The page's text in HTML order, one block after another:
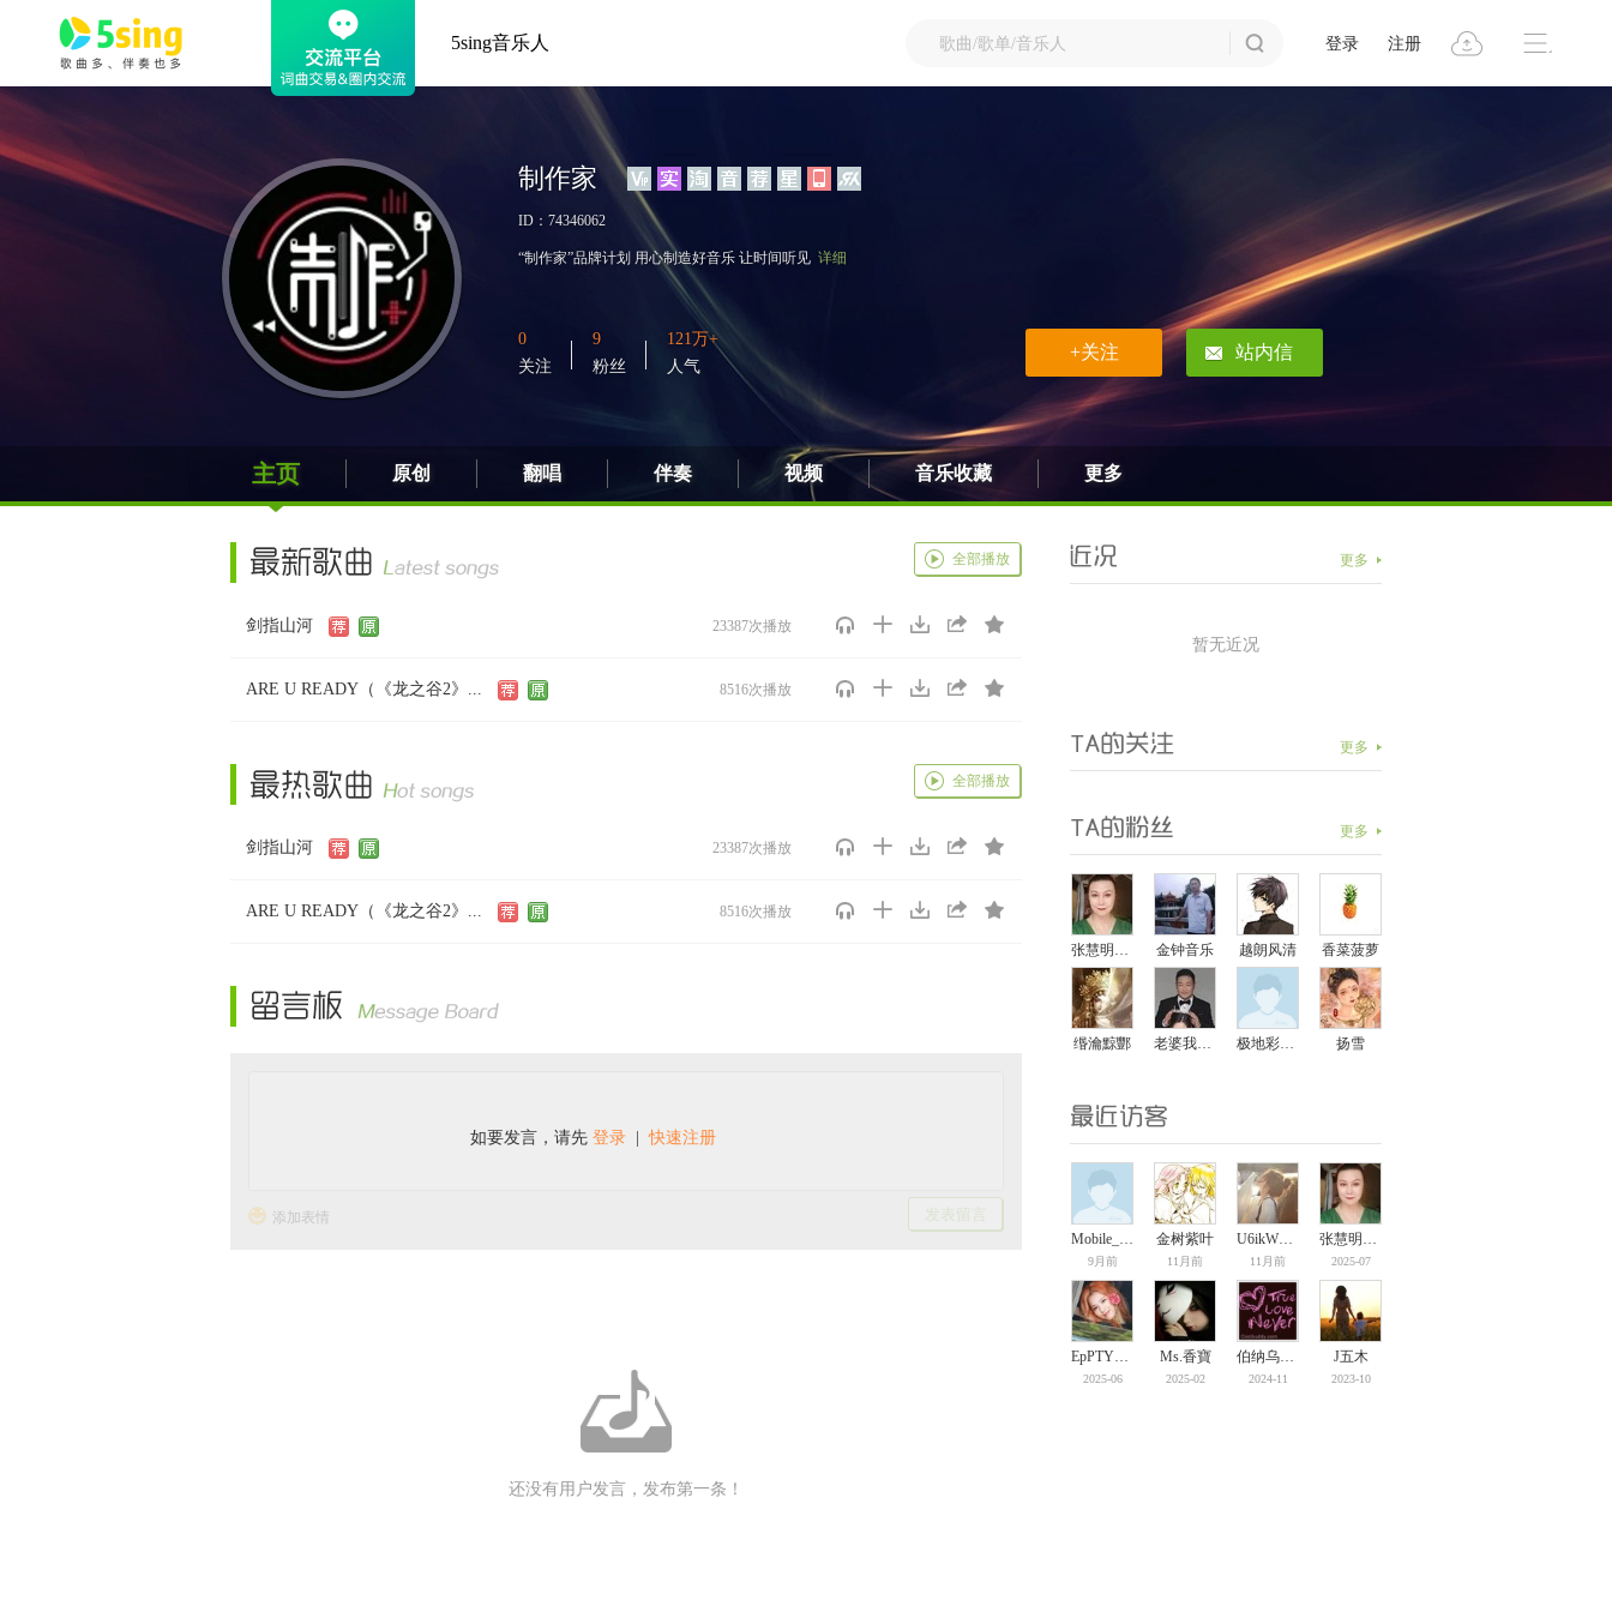
5sing音乐人 登录 注册
制作家
ID：74346062
“制作家”品牌计划 用心制造好音乐 让时间听见 详细
0
关注
9
粉丝
121万+
人气
+关注 站内信
主页 原创 翻唱 伴奏 视频 音乐收藏 更多
全部播放
剑指山河 23387次播放
ARE U READY（《龙之谷2》... 8516次播放
全部播放
剑指山河 23387次播放
ARE U READY（《龙之谷2》... 8516次播放
如要发言，请先 登录 |快速注册
添加表情
还没有用户发言，发布第一条！
更多
暂无近况
更多
更多
张慧明梅雪嫣然 金钟音乐 越朗风清 香菜菠萝
缗瀹黥酆 老婆我会保护你的 极地彩虹5 扬雪
Mobile_63862...
9月前
金树紫叶
11月前
U6ikWRPSxCNp
11月前
张慧明梅雪嫣...
2025-07
EpPTYzUq6xc3
2025-06
Ms.香寶
2025-02
伯纳乌的风
2024-11
J五木
2023-10